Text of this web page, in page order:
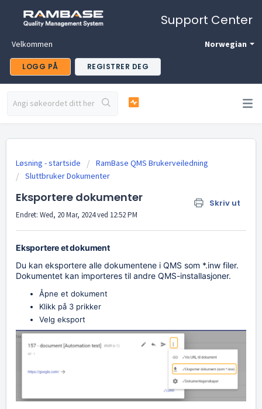
Support Center
Norwegian
Velkommen
LOGG PÅ REGISTRER DEG
Løsning - startside
RamBase QMS Brukerveiledning
Sluttbruker Dokumenter
Eksportere dokumenter Skriv ut
Endret: Wed, 20 Mar, 2024 ved 12:52 PM
Eksportere et dokument
Du kan eksportere alle dokumentene i QMS som *.inw filer.
Dokumentet kan importeres til andre QMS-installasjoner.
Åpne et dokument
Klikk på 3 prikker
Velg eksport